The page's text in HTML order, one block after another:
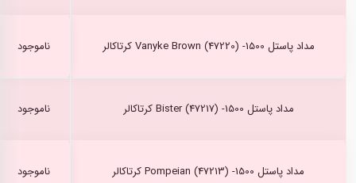
مداد پاستل Vanyke Brown (47220) -1500 کرتاکالر ناموجود
مداد پاستل Bister (47217) -1500 کرتاکالر ناموجود
مداد پاستل Pompeian (47213) -1500 کرتاکالر ناموجود